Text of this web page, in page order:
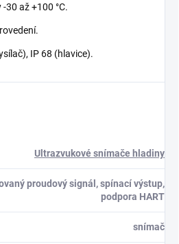
30 až +100 °C.
IP 68 (hlavice).
Ultrazvukové snímače hladiny
proudový signál, spínací výstup,
podpora HART
snímač